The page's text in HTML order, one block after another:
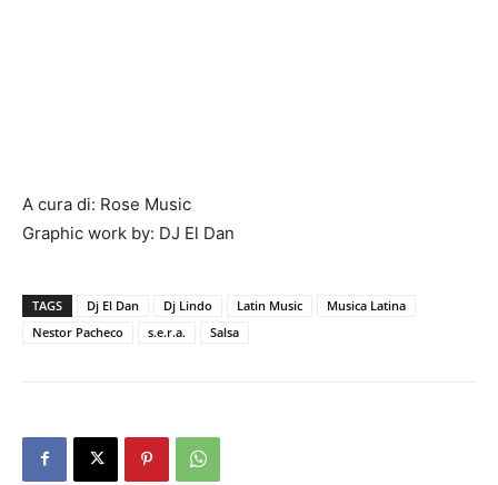
A cura di: Rose Music
Graphic work by: DJ El Dan
TAGS Dj El Dan Dj Lindo Latin Music
Musica Latina
Nestor Pacheco
s.e.r.a. Salsa